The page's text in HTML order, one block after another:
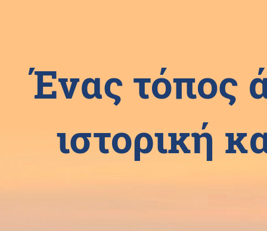
Ένας τόπος
ιστορική